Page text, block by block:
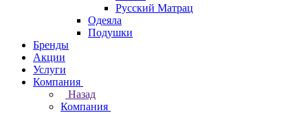
Русский Матрац
Одеяла
Подушки
Бренды
Акции
Услуги
Компания
Назад
Компания